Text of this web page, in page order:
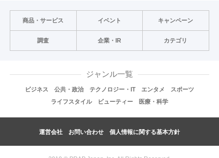
商品・サービス イベント キャンペーン
調査 企業・IR カテゴリ
ジャンル一覧
ビジネス 公共・政治 テクノロジー・IT エンタメ
スポーツ
ライフスタイル
ビューティー 医療・科学
運営会社 お問い合わせ 個人情報に関する基本方針